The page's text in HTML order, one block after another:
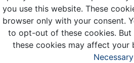
you use this website. These
browser only with your consent.
to opt-out of these cookies.
these cookies may affect your
Necessary